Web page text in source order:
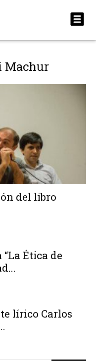
Machur
del libro
Ética de
lírico Carlos